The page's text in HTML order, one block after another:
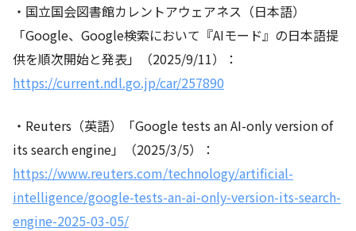
・国立国会図書館カレントアウェアネス（日本語）
「Google、Google検索において『AIモード』の日本語提
供を順次開始と発表」（2025/9/11）：
https://current.ndl.go.jp/car/257890
・Reuters（英語）「Google tests an AI-only version of
its search engine」（2025/3/5）：
https://www.reuters.com/technology/artificial-
intelligence/google-tests-an-ai-only-version-its-search-
engine-2025-03-05/